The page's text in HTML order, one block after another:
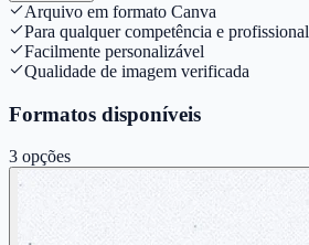
Arquivo em formato Canva
Para qualquer competência e profissional
Facilmente personalizável
Qualidade de imagem verificada
Formatos disponíveis
3 opções